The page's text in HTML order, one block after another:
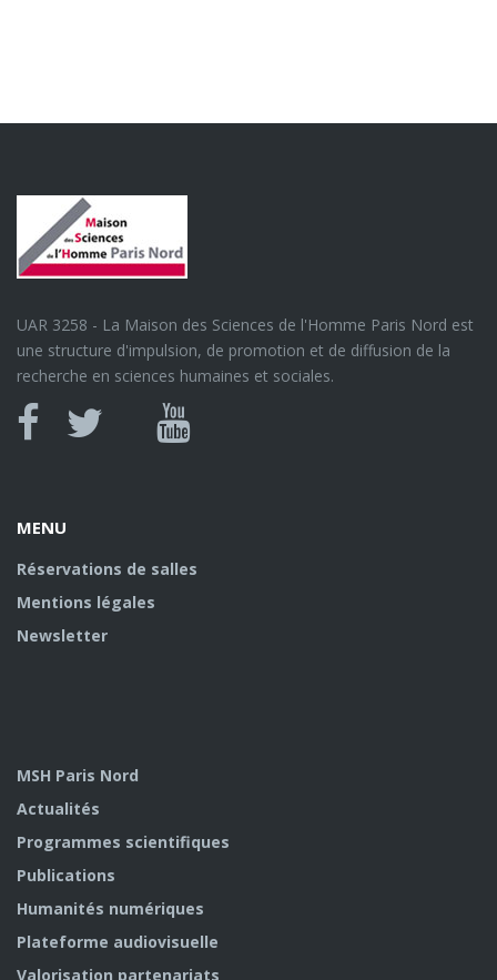
UAR 3258 - La Maison des Sciences de l'Homme Paris Nord est
une structure d'impulsion, de promotion et de diffusion de la
recherche en sciences humaines et sociales.
Canal
MENU
Réservations de salles
Mentions légales
Newsletter
MSH Paris Nord
Actualités
Programmes scientifiques
Publications
Humanités numériques
Plateforme audiovisuelle
Valorisation partenariats